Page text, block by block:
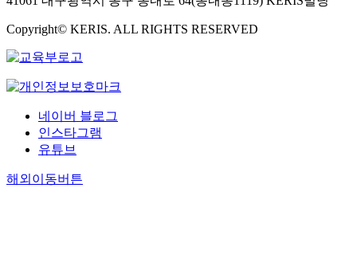
Copyright© KERIS. ALL RIGHTS RESERVED
네이버 블로그
인스타그램
유튜브
해외이동버튼